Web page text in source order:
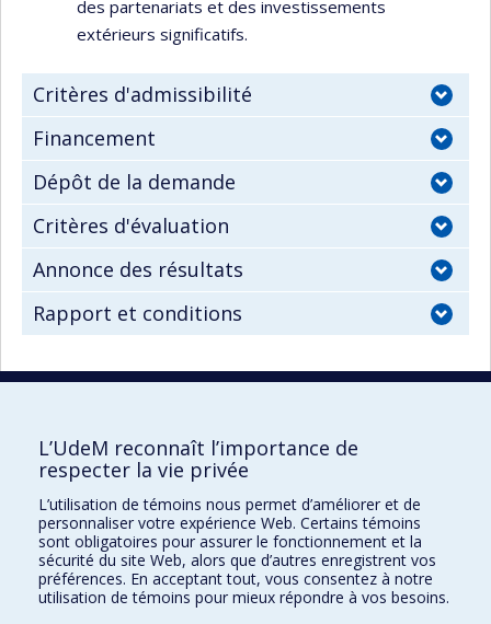
des partenariats et des investissements
extérieurs significatifs.
Critères d'admissibilité
Financement
Dépôt de la demande
Critères d'évaluation
Annonce des résultats
Rapport et conditions
UdeM international
3744, rue Jean-Brillant
Bureau 581, 5e étage
Montréal (Québec)
Canada H3T 1P1
Pour nous joindre
L’UdeM reconnaît l’importance de
respecter la vie privée
L’utilisation de témoins nous permet d’améliorer et de
personnaliser votre expérience Web. Certains témoins
sont obligatoires pour assurer le fonctionnement et la
sécurité du site Web, alors que d’autres enregistrent vos
préférences. En acceptant tout, vous consentez à notre
utilisation de témoins pour mieux répondre à vos besoins.